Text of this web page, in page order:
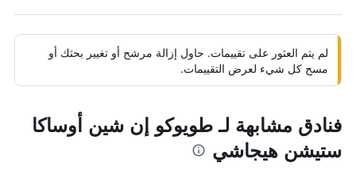
لم يتم العثور على تقييمات. حاول إزالة مرشح أو تغيير بحثك أو
مسح كل شيء لعرض التقييمات.
فنادق مشابهة لـ طويوكو إن شين أوساكا
ستيشن هيجاشي